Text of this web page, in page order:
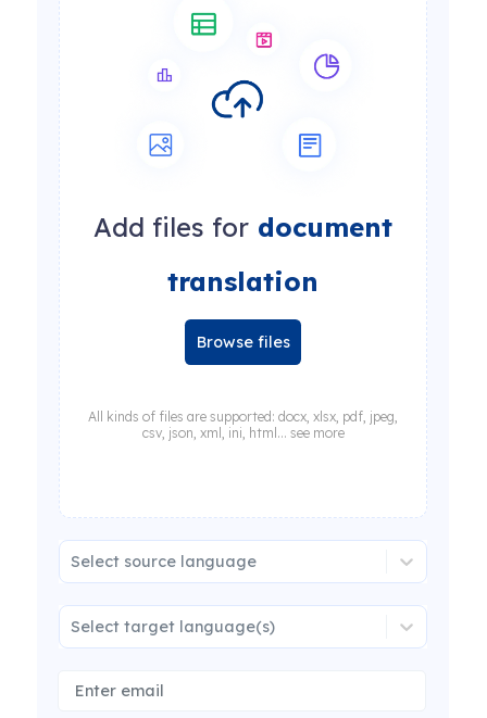
Add files for document
translation
Browse files
All kinds of files are supported: docx, xlsx, pdf, jpeg,
csv, json, xml, ini, html... see more
Select source language
Select target language(s)